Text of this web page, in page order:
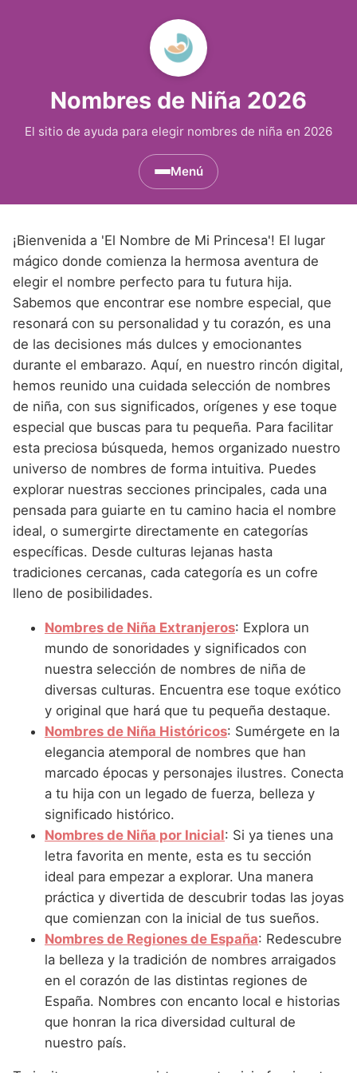
Nombres de Niña 2026
El sitio de ayuda para elegir nombres de niña en 2026
Menú
Nombres de Niña que empiezan por A
Nombres de Niña que empiezan por B
Nombres de Niña que empiezan por C
Nombres de Niña que empiezan por D
Nombres de Niña que empiezan por E
Nombres de Niña que empiezan por F
Nombres de Niña que empiezan por G
Nombres de Niña que empiezan por H
Nombres de Niña que empiezan por I
Nombres de Niña que empiezan por J
Nombres de Niña que empiezan por K
Nombres de Niña que empiezan por L
Nombres de Niña que empiezan por M
Nombres de Niña que empiezan por N
Nombres de Niña que empiezan por O
Nombres de Niña que empiezan por P
Nombres de Niña que empiezan por Q
Nombres de Niña que empiezan por R
Nombres de Niña que empiezan por S
Nombres de Niña que empiezan por T
Nombres de Niña que empiezan por U
Nombres de Niña que empiezan por V
Nombres de Niña que empiezan por W
Nombres de Niña que empiezan por X
Nombres de Niña que empiezan por Y
Nombres de Niña Históricos ▾
Nombres de Niña de Origen Biblico
Nombres de Niña Celtas
Nombres de Niña Egipcios
Nombres de Niña Griegos
Nombres de Niña Mitológicos
Nombres de Niña Romanos
Nombres de Niña Vikingos
Nombres de Niña Extranjeros ▾
Nombres de Niña Alemanes
Nombres de Niña Americanos
Nombres de Niña Chinos
Nombres de Niña Franceses
Nombres de Niña Hispanoamericanos
Nombres de Niña Ingleses
Nombres de Niña Italianos
Nombres de Niña Japoneses
Nombres de Niña Judios
Nombres de Niña Marroquies
Nombres de Niña Portugueses
Nombres de Niña Rumanos
Nombres de Niña Rusos
Nombres de Niña Suecos
Nombres de Regiones de España ▾
Nombres de Niña Andaluces
Nombres de Niña Aragoneses
Nombres de Niña Asturianos
Nombres de Niña Baleares
Nombres de Niña Canarios
Nombres de Niña Cantabros
Nombres de Niña Castellanos
Nombres de Niña Catalanes
Nombres de Niña Gallegos
Nombres de Niña Madrileños
Nombres de Niña Navarros
Nombres de Niña Riojanos
Nombres de Niña Valencianos
Buscar
¡Bienvenida a 'El Nombre de Mi Princesa'! El lugar
mágico donde comienza la hermosa aventura de
elegir el nombre perfecto para tu futura hija.
Sabemos que encontrar ese nombre especial, que
resonará con su personalidad y tu corazón, es una
de las decisiones más dulces y emocionantes
durante el embarazo. Aquí, en nuestro rincón digital,
hemos reunido una cuidada selección de nombres
de niña, con sus significados, orígenes y ese toque
especial que buscas para tu pequeña. Para facilitar
esta preciosa búsqueda, hemos organizado nuestro
universo de nombres de forma intuitiva. Puedes
explorar nuestras secciones principales, cada una
pensada para guiarte en tu camino hacia el nombre
ideal, o sumergirte directamente en categorías
específicas. Desde culturas lejanas hasta
tradiciones cercanas, cada categoría es un cofre
lleno de posibilidades.
Nombres de Niña Extranjeros: Explora un
mundo de sonoridades y significados con
nuestra selección de nombres de niña de
diversas culturas. Encuentra ese toque exótico
y original que hará que tu pequeña destaque.
Nombres de Niña Históricos: Sumérgete en la
elegancia atemporal de nombres que han
marcado épocas y personajes ilustres. Conecta
a tu hija con un legado de fuerza, belleza y
significado histórico.
Nombres de Niña por Inicial: Si ya tienes una
letra favorita en mente, esta es tu sección
ideal para empezar a explorar. Una manera
práctica y divertida de descubrir todas las joyas
que comienzan con la inicial de tus sueños.
Nombres de Regiones de España: Redescubre
la belleza y la tradición de nombres arraigados
en el corazón de las distintas regiones de
España. Nombres con encanto local e historias
que honran la rica diversidad cultural de
nuestro país.